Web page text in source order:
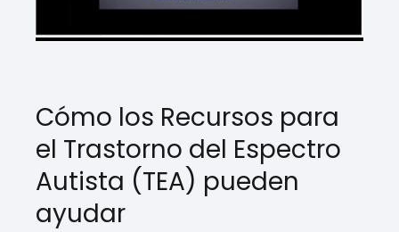
Cómo los Recursos para
el Trastorno del Espectro
Autista (TEA) pueden
ayudar